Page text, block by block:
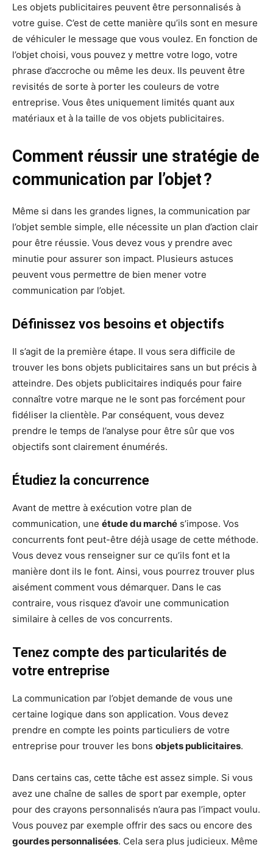
Les objets publicitaires peuvent être personnalisés à
votre guise. C’est de cette manière qu’ils sont en mesure
de véhiculer le message que vous voulez. En fonction de
l’objet choisi, vous pouvez y mettre votre logo, votre
phrase d’accroche ou même les deux. Ils peuvent être
revisités de sorte à porter les couleurs de votre
entreprise. Vous êtes uniquement limités quant aux
matériaux et à la taille de vos objets publicitaires.
Comment réussir une stratégie de
communication par l’objet ?
Même si dans les grandes lignes, la communication par
l’objet semble simple, elle nécessite un plan d’action clair
pour être réussie. Vous devez vous y prendre avec
minutie pour assurer son impact. Plusieurs astuces
peuvent vous permettre de bien mener votre
communication par l’objet.
Définissez vos besoins et objectifs
Il s’agit de la première étape. Il vous sera difficile de
trouver les bons objets publicitaires sans un but précis à
atteindre. Des objets publicitaires indiqués pour faire
connaître votre marque ne le sont pas forcément pour
fidéliser la clientèle. Par conséquent, vous devez
prendre le temps de l’analyse pour être sûr que vos
objectifs sont clairement énumérés.
Étudiez la concurrence
Avant de mettre à exécution votre plan de
communication, une étude du marché s’impose. Vos
concurrents font peut-être déjà usage de cette méthode.
Vous devez vous renseigner sur ce qu’ils font et la
manière dont ils le font. Ainsi, vous pourrez trouver plus
aisément comment vous démarquer. Dans le cas
contraire, vous risquez d’avoir une communication
similaire à celles de vos concurrents.
Tenez compte des particularités de
votre entreprise
La communication par l’objet demande de vous une
certaine logique dans son application. Vous devez
prendre en compte les points particuliers de votre
entreprise pour trouver les bons objets publicitaires.
Dans certains cas, cette tâche est assez simple. Si vous
avez une chaîne de salles de sport par exemple, opter
pour des crayons personnalisés n’aura pas l’impact voulu.
Vous pouvez par exemple offrir des sacs ou encore des
gourdes personnalisées. Cela sera plus judicieux. Même